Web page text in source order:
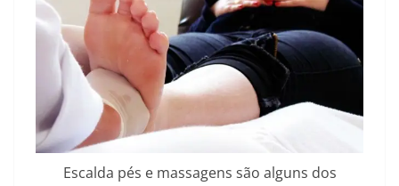
Escalda pés e massagens são alguns dos